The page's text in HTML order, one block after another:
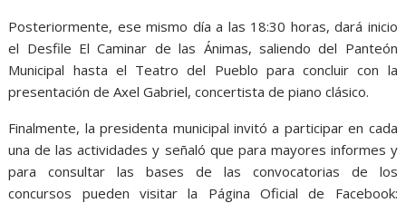
Posteriormente, ese mismo día a las 18:30 horas, dará inicio
el Desfile El Caminar de las Ánimas, saliendo del Panteón
Municipal hasta el Teatro del Pueblo para concluir con la
presentación de Axel Gabriel, concertista de piano clásico.
Finalmente, la presidenta municipal invitó a participar en cada
una de las actividades y señaló que para mayores informes y
para consultar las bases de las convocatorias de los
concursos pueden visitar la Página Oficial de Facebook: